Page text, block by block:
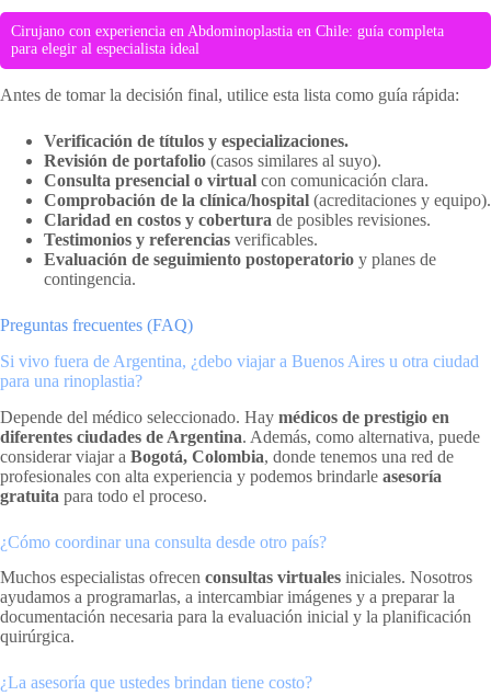
Cirujano con experiencia en Abdominoplastia en Chile: guía completa
para elegir al especialista ideal
Antes de tomar la decisión final, utilice esta lista como guía rápida:
Verificación de títulos y especializaciones.
Revisión de portafolio (casos similares al suyo).
Consulta presencial o virtual con comunicación clara.
Comprobación de la clínica/hospital (acreditaciones y equipo).
Claridad en costos y cobertura de posibles revisiones.
Testimonios y referencias verificables.
Evaluación de seguimiento postoperatorio y planes de
contingencia.
Preguntas frecuentes (FAQ)
Si vivo fuera de Argentina, ¿debo viajar a Buenos Aires u otra ciudad
para una rinoplastia?
Depende del médico seleccionado. Hay médicos de prestigio en
diferentes ciudades de Argentina. Además, como alternativa, puede
considerar viajar a Bogotá, Colombia, donde tenemos una red de
profesionales con alta experiencia y podemos brindarle asesoría
gratuita para todo el proceso.
¿Cómo coordinar una consulta desde otro país?
Muchos especialistas ofrecen consultas virtuales iniciales. Nosotros
ayudamos a programarlas, a intercambiar imágenes y a preparar la
documentación necesaria para la evaluación inicial y la planificación
quirúrgica.
¿La asesoría que ustedes brindan tiene costo?